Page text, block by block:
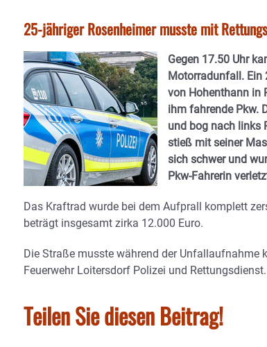
25-jähriger Rosenheimer musste mit
Gegen 17.50 Uhr
Motorradunfall. Ein
von Hohenthann in
ihm fahrende Pkw.
und bog nach links
stieß mit seiner
sich schwer und
Pkw-Fahrerin
Das Kraftrad wurde bei dem Aufprall komplett
beträgt insgesamt zirka 12.000 Euro.
Die Straße musste während der Unfallaufnahme
Feuerwehr Loitersdorf Polizei und Rettungsdienst.
Teilen Sie diesen Beitrag!